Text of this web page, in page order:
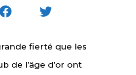
fierté que les
de l’âge d’or ont